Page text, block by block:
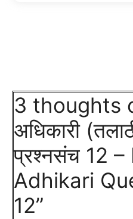
3 thoughts
अधिकारी
प्रश्नसंच 12
Adhikari
12”